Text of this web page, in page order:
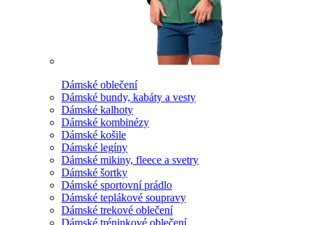
Dámské oblečení
Dámské bundy, kabáty a vesty
Dámské kalhoty
Dámské kombinézy
Dámské košile
Dámské legíny
Dámské mikiny, fleece a svetry
Dámské šortky
Dámské sportovní prádlo
Dámské teplákové soupravy
Dámské trekové oblečení
Dámské tréninkové oblečení